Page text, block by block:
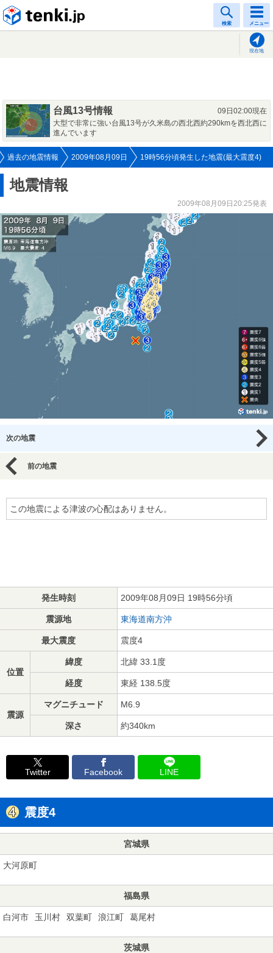
検索 メニュー
現在地
台風13号情報
09日02:00現在
大型で非常に強い台風13号が久米島の西北西約290kmを西北西に
進んでいます
過去の地震情報 2009年08月09日 19時56分頃発生した地震(最大震度4)
地震情報
2009年08月09日20:25発表
次の地震
前の地震
この地震による津波の心配はありません。
発生時刻 2009年08月09日 19時56分頃
震源地 東海道南方沖
最大震度 震度4
位置
緯度 北緯 33.1度
経度 東経 138.5度
震源
マグニチュード M6.9
深さ 約340km
Twitter Facebook LINE
震度4
宮城県
大河原町
福島県
白河市 玉川村 双葉町 浪江町 葛尾村
茨城県